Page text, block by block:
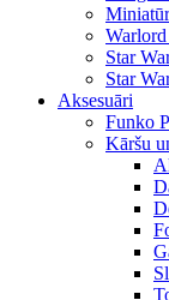
Star
Star
Aksesuāri
Funko
Kāršu